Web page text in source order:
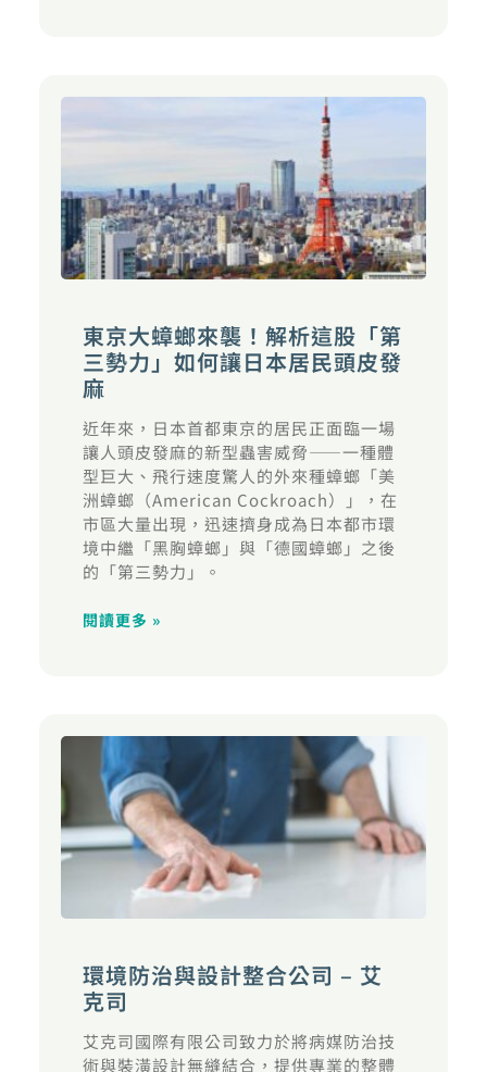
東京大蟑螂來襲！解析這股「第
三勢力」如何讓日本居民頭皮發
麻
近年來，日本首都東京的居民正面臨一場
讓人頭皮發麻的新型蟲害威脅——一種體
型巨大、飛行速度驚人的外來種蟑螂「美
洲蟑螂（American Cockroach）」，在
市區大量出現，迅速擠身成為日本都市環
境中繼「黑胸蟑螂」與「德國蟑螂」之後
的「第三勢力」。
閱讀更多 »
環境防治與設計整合公司 – 艾
克司
艾克司國際有限公司致力於將病媒防治技
術與裝潢設計無縫結合，提供專業的整體